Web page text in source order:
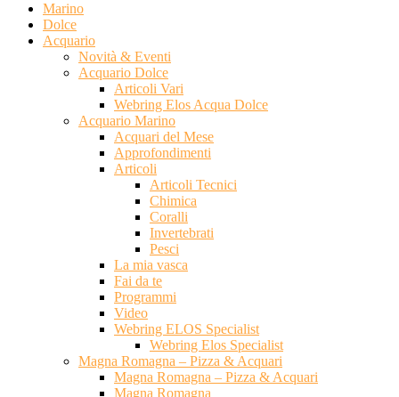
Marino
Dolce
Acquario
Novità & Eventi
Acquario Dolce
Articoli Vari
Webring Elos Acqua Dolce
Acquario Marino
Acquari del Mese
Approfondimenti
Articoli
Articoli Tecnici
Chimica
Coralli
Invertebrati
Pesci
La mia vasca
Fai da te
Programmi
Video
Webring ELOS Specialist
Webring Elos Specialist
Magna Romagna – Pizza & Acquari
Magna Romagna – Pizza & Acquari
Magna Romagna